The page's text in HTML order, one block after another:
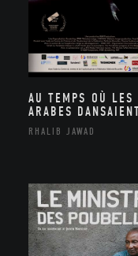
AU TEMPS OÙ LES
ARABES
RHALIB JAWAD